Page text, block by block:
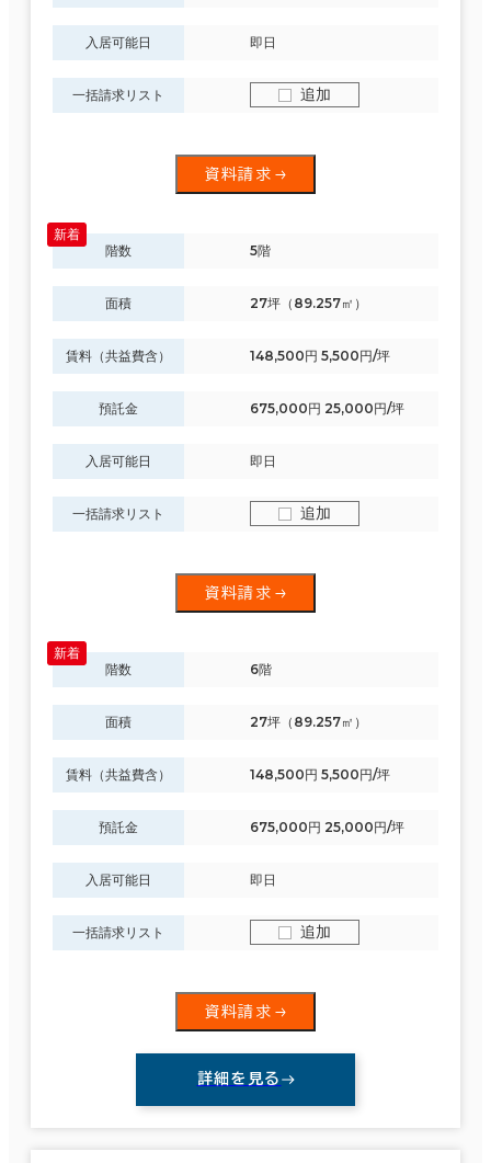
入居可能日 即日
一括請求リスト 追加
資料請求
階数 5階
面積 27坪（89.257㎡）
賃料（共益費含） 148,500円 5,500円/坪
預託金 675,000円 25,000円/坪
入居可能日 即日
一括請求リスト 追加
資料請求
階数 6階
面積 27坪（89.257㎡）
賃料（共益費含） 148,500円 5,500円/坪
預託金 675,000円 25,000円/坪
入居可能日 即日
一括請求リスト 追加
資料請求
詳細を見る